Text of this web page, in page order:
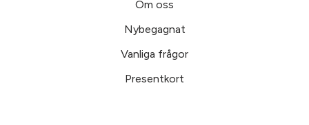
Om oss
Nybegagnat
Vanliga frågor
Presentkort